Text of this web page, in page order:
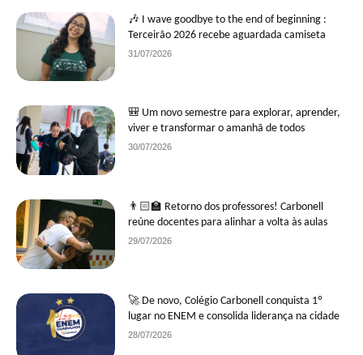
🎶 I wave goodbye to the end of beginning :
Terceirão 2026 recebe aguardada camiseta
31/07/2026
🎒 Um novo semestre para explorar, aprender,
viver e transformar o amanhã de todos
30/07/2026
👨🏻‍🏫 Retorno dos professores! Carbonell
reúne docentes para alinhar a volta às aulas
29/07/2026
🚀 De novo, Colégio Carbonell conquista 1º
lugar no ENEM e consolida liderança na cidade
28/07/2026